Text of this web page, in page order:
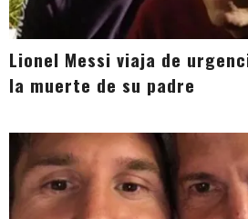
Lionel Messi viaja de
la muerte de su padre